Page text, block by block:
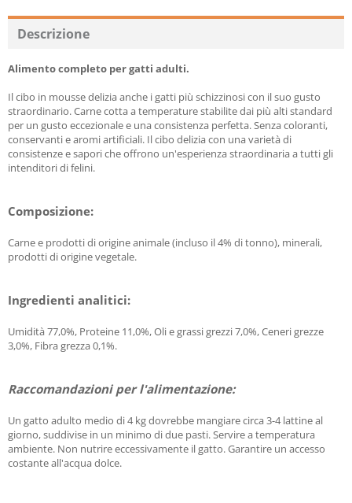
Descrizione
Alimento completo per gatti adulti.
Il cibo in mousse delizia anche i gatti più schizzinosi con il suo gusto
straordinario. Carne cotta a temperature stabilite dai più alti standard
per un gusto eccezionale e una consistenza perfetta. Senza coloranti,
conservanti e aromi artificiali. Il cibo delizia con una varietà di
consistenze e sapori che offrono un'esperienza straordinaria a tutti gli
intenditori di felini.
Composizione:
Carne e prodotti di origine animale (incluso il 4% di tonno), minerali,
prodotti di origine vegetale.
Ingredienti analitici:
Umidità 77,0%, Proteine 11,0%, Oli e grassi grezzi 7,0%, Ceneri grezze
3,0%, Fibra grezza 0,1%.
Raccomandazioni per l'alimentazione:
Un gatto adulto medio di 4 kg dovrebbe mangiare circa 3-4 lattine al
giorno, suddivise in un minimo di due pasti. Servire a temperatura
ambiente. Non nutrire eccessivamente il gatto. Garantire un accesso
costante all'acqua dolce.